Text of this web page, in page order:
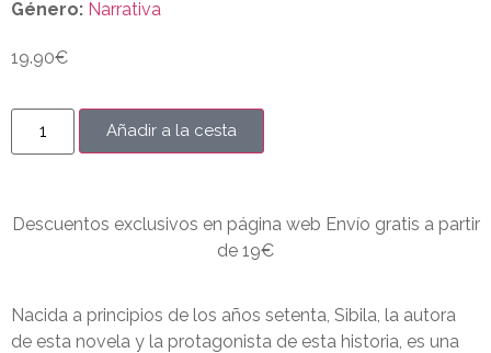
Género: Narrativa
19.90€
Añadir a la cesta
Descuentos exclusivos en página web Envío gratis a partir
de 19€
Nacida a principios de los años setenta, Sibila, la autora
de esta novela y la protagonista de esta historia, es una